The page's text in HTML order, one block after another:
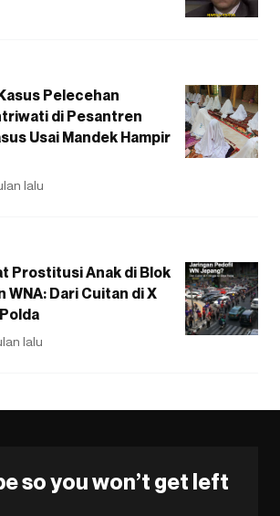
Pelecehan
di Pesantren
Usai Mandek Hampir
lalu
Prostitusi Anak di Blok
WNA: Dari Cuitan di X
lalu
so you won’t get left